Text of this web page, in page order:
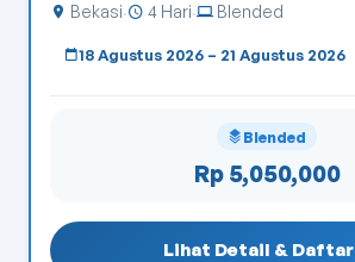
Bekasi· 4 Hari· Blended
18 Agustus 2026 – 21 Agustus 2026
Blended
Rp 5,050,000
Lihat Detail & Daftar